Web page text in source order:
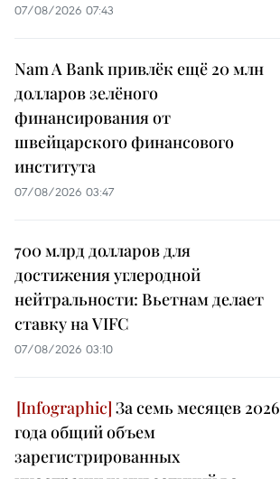
07/08/2026 07:43
Nam A Bank привлёк ещё 20 млн
долларов зелёного
финансирования от
швейцарского финансового
института
07/08/2026 03:47
700 млрд долларов для
достижения углеродной
нейтральности: Вьетнам делает
ставку на VIFC
07/08/2026 03:10
За семь месяцев 2026
года общий объем
зарегистрированных